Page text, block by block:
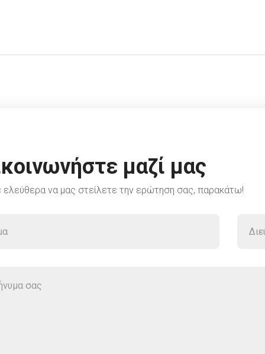
μαζί μας
ελεύθερα να μας στείλετε την ερώτηση σας, παρακάτω!